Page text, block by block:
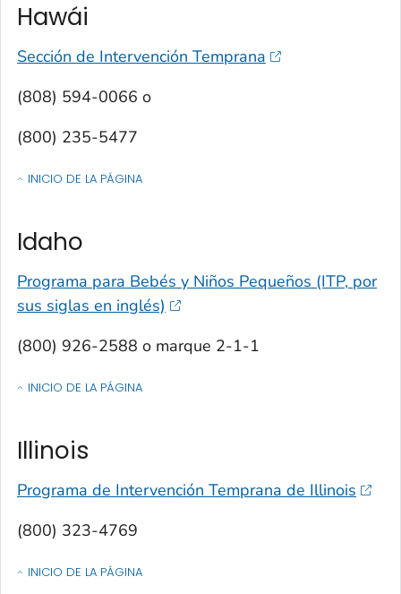
Hawái
Sección de Intervención Temprana
(808) 594-0066 o
(800) 235-5477
INICIO DE LA PÁGINA
OF CONTACTOS POR ESTADO, TERRITORIO O ESTADO LIBRE
Idaho
Programa para Bebés y Niños Pequeños (ITP, por
sus siglas en inglés)
(800) 926-2588 o marque 2-1-1
INICIO DE LA PÁGINA
OF CONTACTOS POR ESTADO, TERRITORIO O ESTADO LIBRE
Illinois
Programa de Intervención Temprana de Illinois
(800) 323-4769
INICIO DE LA PÁGINA
OF CONTACTOS POR ESTADO, TERRITORIO O ESTADO LIBRE